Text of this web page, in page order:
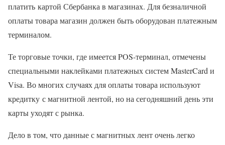
платить картой Сбербанка в магазинах. Для безналичной
оплаты товара магазин должен быть оборудован платежным
терминалом.
Те торговые точки, где имеется POS-терминал, отмечены
специальными наклейками платежных систем MasterCard и
Visa. Во многих случаях для оплаты товара используют
кредитку с магнитной лентой, но на сегодняшний день эти
карты уходят с рынка.
Дело в том, что данные с магнитных лент очень легко